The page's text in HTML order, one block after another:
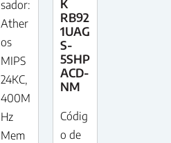
sador:
Ather
os
MIPS
24KC,
400M
Hz
Mem
K
RB92
1UAG
S-
5SHP
ACD-
NM
Códig
o de